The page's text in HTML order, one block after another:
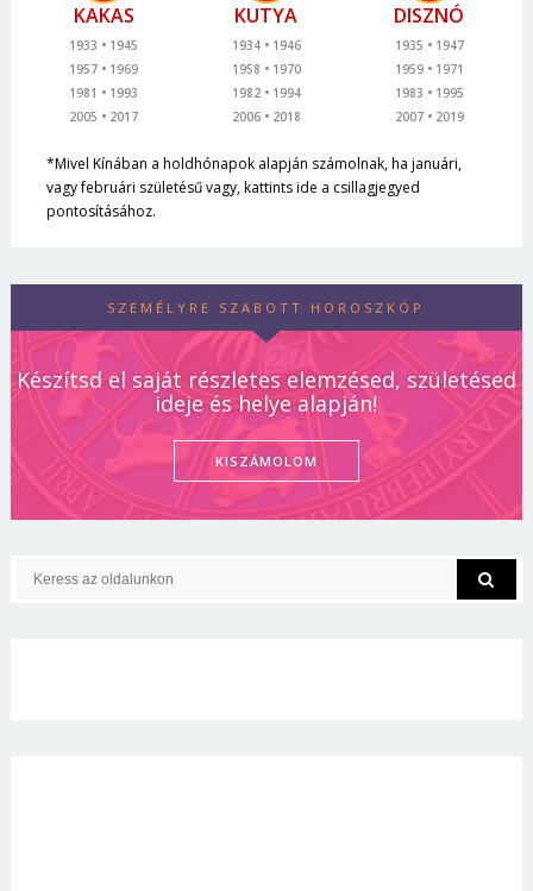
KAKAS
1933
1945
1957
1969
1981
1993
2005
2017
KUTYA
1934
1946
1958
1970
1982
1994
2006
2018
DISZNÓ
1935
1947
1959
1971
1983
1995
2007
2019
*Mivel Kínában a holdhónapok alapján számolnak, ha januári,
vagy februári születésű vagy, kattints ide a csillagjegyed
pontosításához.
SZEMÉLYRE SZABOTT HOROSZKÓP
Készítsd el saját részletes elemzésed, születésed
ideje és helye alapján!
KISZÁMOLOM